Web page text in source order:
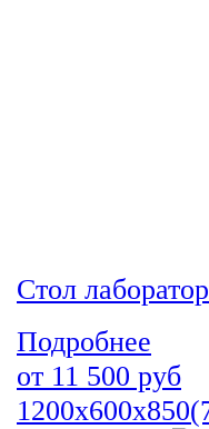
Стол
Подробнее
от 11 500 руб